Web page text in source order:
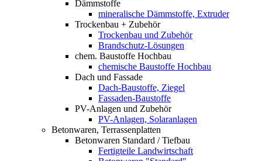
Dämmstoffe
mineralische Dämmstoffe, Extruder
Trockenbau + Zubehör
Trockenbau und Zubehör
Brandschutz-Lösungen
chem. Baustoffe Hochbau
chemische Baustoffe Hochbau
Dach und Fassade
Dach-Baustoffe, Ziegel
Fassaden-Baustoffe
PV-Anlagen und Zubehör
PV-Anlagen, Solaranlagen
Betonwaren, Terrassenplatten
Betonwaren Standard / Tiefbau
Fertigteile Landwirtschaft